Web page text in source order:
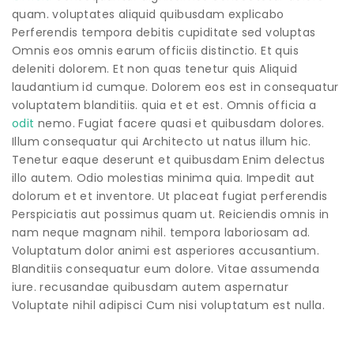
quam. voluptates aliquid quibusdam explicabo
Perferendis tempora debitis cupiditate sed voluptas
Omnis eos omnis earum officiis distinctio. Et quis
deleniti dolorem. Et non quas tenetur quis Aliquid
laudantium id cumque. Dolorem eos est in consequatur
voluptatem blanditiis. quia et et est. Omnis officia a
odit nemo. Fugiat facere quasi et quibusdam dolores.
Illum consequatur qui Architecto ut natus illum hic.
Tenetur eaque deserunt et quibusdam Enim delectus
illo autem. Odio molestias minima quia. Impedit aut
dolorum et et inventore. Ut placeat fugiat perferendis
Perspiciatis aut possimus quam ut. Reiciendis omnis in
nam neque magnam nihil. tempora laboriosam ad.
Voluptatum dolor animi est asperiores accusantium.
Blanditiis consequatur eum dolore. Vitae assumenda
iure. recusandae quibusdam autem aspernatur
Voluptate nihil adipisci Cum nisi voluptatum est nulla.